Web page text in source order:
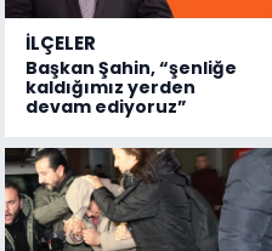
İLÇELER
Başkan Şahin, “şenliğe
kaldığımız yerden
devam ediyoruz”